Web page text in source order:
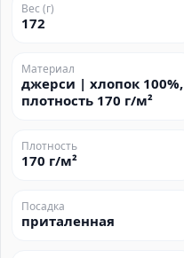
Вес (г)
172
Материал
джерси | хлопок 100%,
плотность 170 г/м²
Плотность
170 г/м²
Посадка
приталенная